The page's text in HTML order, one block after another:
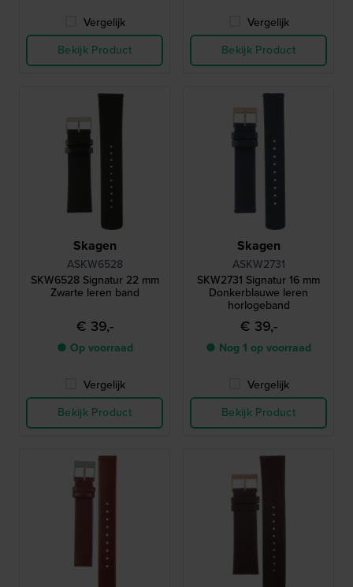
Vergelijk
Bekijk Product
Vergelijk
Bekijk Product
Skagen
ASKW6528
SKW6528 Signatur 22 mm
Zwarte leren band
€ 39,-
● Op voorraad
Vergelijk
Bekijk Product
Skagen
ASKW2731
SKW2731 Signatur 16 mm
Donkerblauwe leren
horlogeband
€ 39,-
● Nog 1 op voorraad
Vergelijk
Bekijk Product